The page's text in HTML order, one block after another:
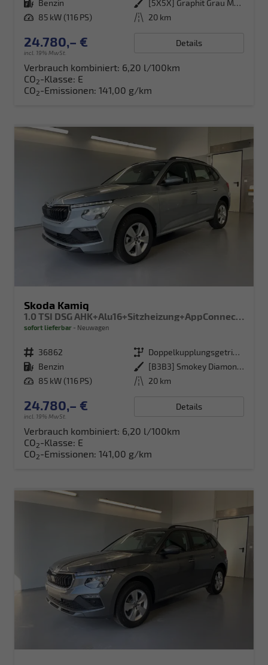
Kraftstoff Benzin Außenfarbe
[5X5X] Graphit Grau Metallic
Leistung 85 kW (116 PS) Kilometerstand 20 km
24.780,– €
incl. 19% MwSt.
Details
Verbrauch kombiniert: 6,20 l/100km
CO2-Klasse: E
CO2-Emissionen: 141,00 g/km
Skoda Kamiq
sofort lieferbar Neuwagen
Fahrzeugnr. 36862 Getriebe
Doppelkupplungsgetriebe (DSG)
Kraftstoff Benzin Außenfarbe
[B3B3] Smokey Diamond-Silber Metallic
Leistung 85 kW (116 PS) Kilometerstand 20 km
24.780,– €
incl. 19% MwSt.
Details
Verbrauch kombiniert: 6,20 l/100km
CO2-Klasse: E
CO2-Emissionen: 141,00 g/km